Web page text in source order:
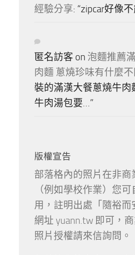
經驗分享: “zipcar好像
匿名訪客 on 泡麵推薦
肉麵 蔥燒珍味有什麼不
裝的滿漢大餐蔥燒牛肉
牛肉湯包要…”
版權宣告
部落格內的照片在非商
（例如學校作業）您可
用，註明出處「隨裕而
網址 yuann.tw 即可，
照片授權請來信詢問。